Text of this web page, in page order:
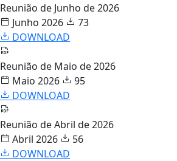
Reunião de Junho de 2026
Junho 2026
73
DOWNLOAD
Reunião de Maio de 2026
Maio 2026
95
DOWNLOAD
Reunião de Abril de 2026
Abril 2026
56
DOWNLOAD